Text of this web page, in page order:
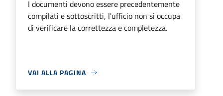
I documenti devono essere precedentemente
compilati e sottoscritti, l'ufficio non si occupa
di verificare la correttezza e completezza.
VAI ALLA PAGINA